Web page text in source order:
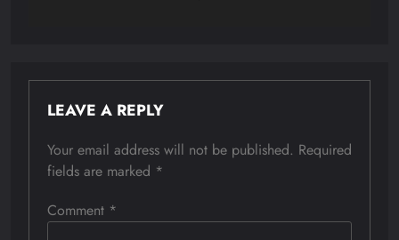
LEAVE A REPLY
Your email address will not be published. Required
fields are marked *
Comment *